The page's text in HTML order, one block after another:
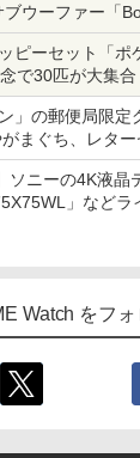
ウーファー「
買い得！
ピーセット「ポ
で30匹が大集合
」の郵便局限
まぐち、レタ
ソニーの4K液
」などラ
Watch をフ